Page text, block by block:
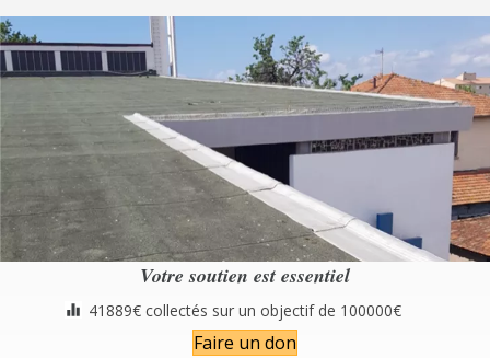
Votre soutien est essentiel
41889€ collectés sur un objectif de 100000€
Faire un don